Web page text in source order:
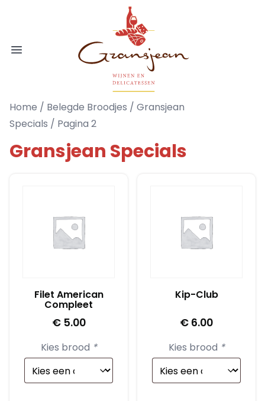
Open menu
Gransjean - Wijn - Broodjes -
Home / Belegde Broodjes / Gransjean
Specials / Pagina 2
Gransjean Specials
Filet American
Compleet
€ 5.00
Kies brood *
Kip-Club
€ 6.00
Kies brood *